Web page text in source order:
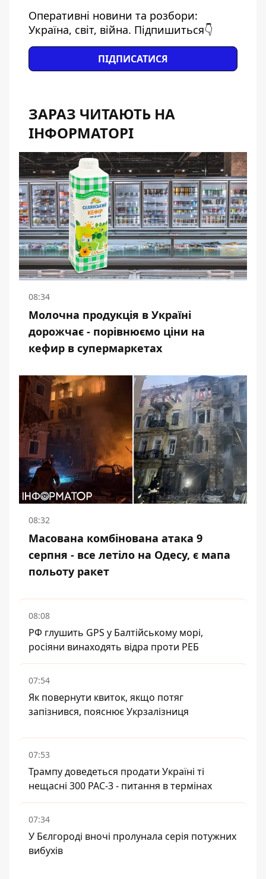
Оперативні новини та розбори:
Україна, світ, війна. Підпишиться👇
ПІДПИСАТИСЯ
ЗАРАЗ ЧИТАЮТЬ НА
ІНФОРМАТОРІ
08:34
Молочна продукція в Україні
дорожчає - порівнюємо ціни на
кефир в супермаркетах
08:32
Масована комбінована атака 9
серпня - все летіло на Одесу, є мапа
польоту ракет
08:08
РФ глушить GPS у Балтійському морі,
росіяни винаходять відра проти РЕБ
07:54
Як повернути квиток, якщо потяг
запізнився, пояснює Укрзалізниця
07:53
Трампу доведеться продати Україні ті
нещасні 300 PAC-3 - питання в термінах
07:34
У Бєлгороді вночі пролунала серія потужних
вибухів